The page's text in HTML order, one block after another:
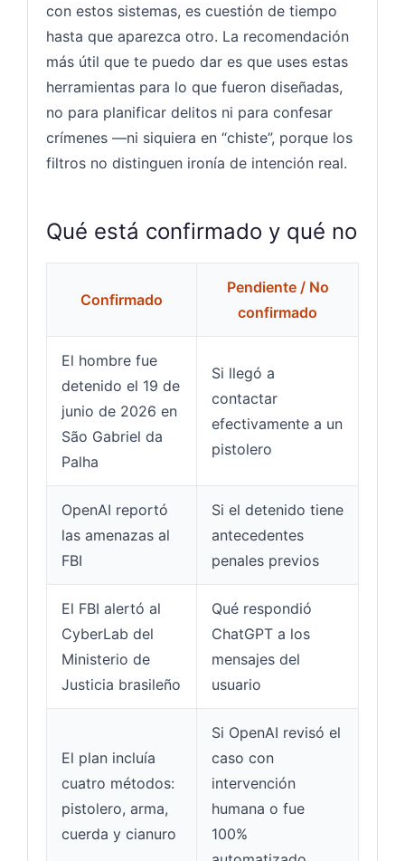
con estos sistemas, es cuestión de tiempo
hasta que aparezca otro. La recomendación
más útil que te puedo dar es que uses estas
herramientas para lo que fueron diseñadas,
no para planificar delitos ni para confesar
crímenes —ni siquiera en “chiste”, porque los
filtros no distinguen ironía de intención real.
Qué está confirmado y qué no
Confirmado
Pendiente / No
confirmado
El hombre fue
detenido el 19 de
junio de 2026 en
São Gabriel da
Palha
Si llegó a
contactar
efectivamente a un
pistolero
OpenAI reportó
las amenazas al
FBI
Si el detenido tiene
antecedentes
penales previos
El FBI alertó al
CyberLab del
Ministerio de
Justicia brasileño
Qué respondió
ChatGPT a los
mensajes del
usuario
El plan incluía
cuatro métodos:
pistolero, arma,
cuerda y cianuro
Si OpenAI revisó el
caso con
intervención
humana o fue
100%